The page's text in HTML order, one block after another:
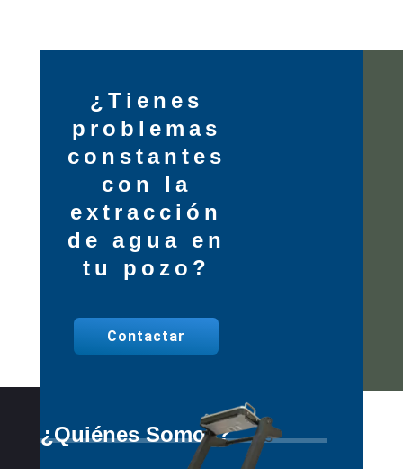
¿Tienes
problemas
constantes
con la
extracción
de agua en
tu pozo?
Contactar
¿Quiénes Somos?